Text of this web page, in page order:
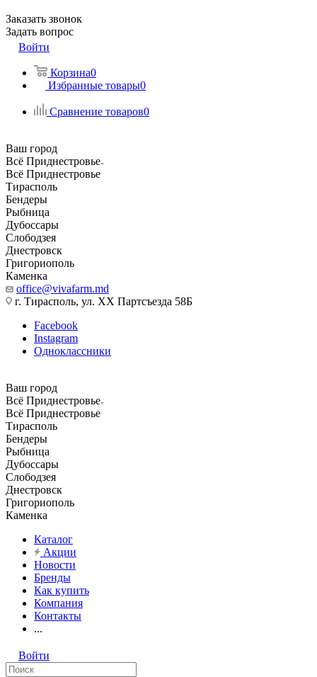
Заказать звонок
Задать вопрос
Войти
Корзина0
Избранные товары0
Сравнение товаров0
Ваш город
Всё Приднестровье
Всё Приднестровье
Тирасполь
Бендеры
Рыбница
Дубоссары
Слободзея
Днестровск
Григориополь
Каменка
office@vivafarm.md
г. Тирасполь, ул. ХХ Партсъезда 58Б
Facebook
Instagram
Одноклассники
Ваш город
Всё Приднестровье
Всё Приднестровье
Тирасполь
Бендеры
Рыбница
Дубоссары
Слободзея
Днестровск
Григориополь
Каменка
Каталог
Акции
Новости
Бренды
Как купить
Компания
Контакты
...
Войти